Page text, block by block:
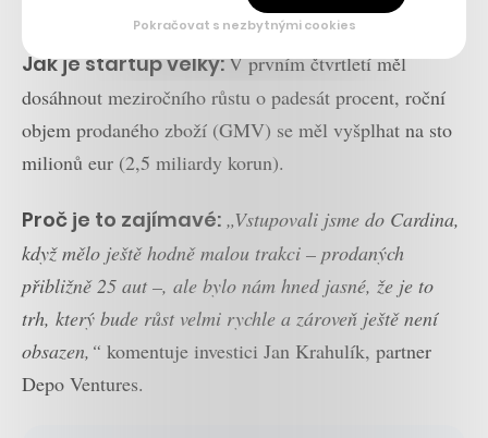
Jak je startup velký:V prvním čtvrtletí měl
dosáhnout meziročního růstu o padesát procent, roční
objem prodaného zboží (GMV) se měl vyšplhat na sto
milionů eur (2,5 miliardy korun).
Proč je to zajímavé: „Vstupovali jsme do Cardina,
když mělo ještě hodně malou trakci – prodaných
přibližně 25 aut –, ale bylo nám hned jasné, že je to
trh, který bude růst velmi rychle a zároveň ještě není
obsazen,“ komentuje investici Jan Krahulík, partner
Depo Ventures.
Pokračovat s nezbytnými cookies